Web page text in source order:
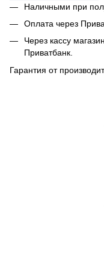
Наличными при
Оплата через
Через кассу
Приватбанк.
Гарантия от